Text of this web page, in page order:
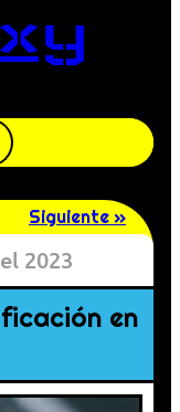
Siguiente »
2023
en